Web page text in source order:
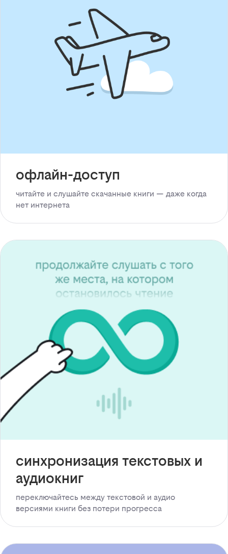
офлайн-доступ
читайте и слушайте скачанные книги — даже когда
нет интернета
синхронизация текстовых и
аудиокниг
переключайтесь между текстовой и аудио
версиями книги без потери прогресса